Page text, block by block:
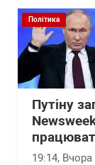
Політика
Путіну
19:14, Вчора